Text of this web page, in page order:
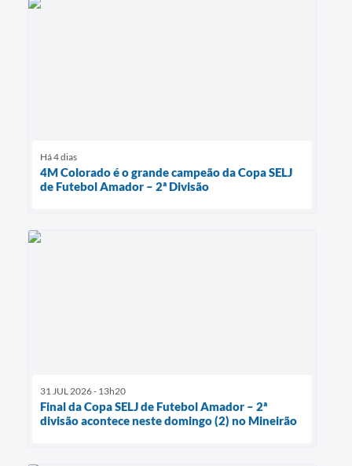
Há 4 dias
4M Colorado é o grande campeão da Copa SELJ
de Futebol Amador – 2ª Divisão
31 JUL 2026 - 13h20
Final da Copa SELJ de Futebol Amador – 2ª
divisão acontece neste domingo (2) no Mineirão